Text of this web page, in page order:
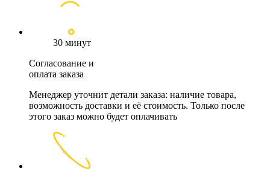
30 минут
Согласование и
оплата заказа
Менеджер уточнит детали заказа: наличие товара,
возможность доставки и её стоимость. Только после
этого заказ можно будет оплачивать